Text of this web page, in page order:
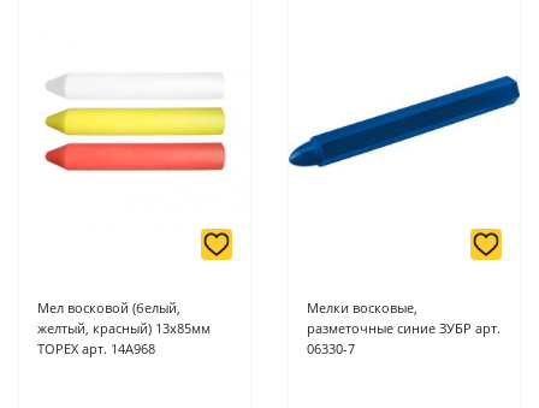
Мел восковой (белый,
желтый, красный) 13х85мм
TOPEX арт. 14A968
Мелки восковые,
разметочные синие ЗУБР арт.
06330-7